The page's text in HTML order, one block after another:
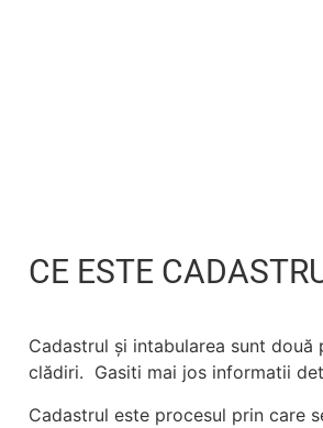
CE ESTE
Cadastrul și intabularea sunt
clădiri. Gasiti mai jos informatii
Cadastrul este procesul prin care